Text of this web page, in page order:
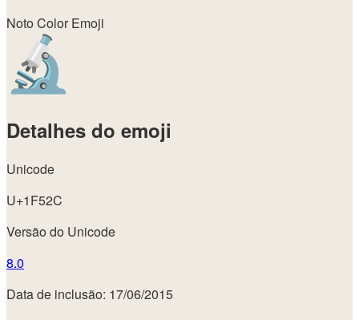
Noto Color Emoji
Detalhes do emoji
Unicode
U+1F52C
Versão do Unicode
8.0
Data de inclusão: 17/06/2015